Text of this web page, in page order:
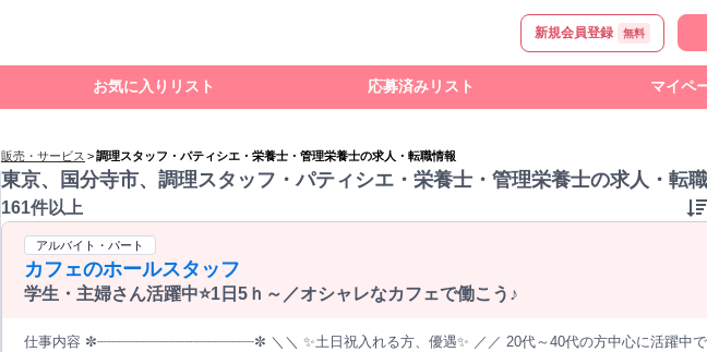
新規会員登録 無料
お気に入りリスト 応募済みリスト マイペ
販売・サービス >調理スタッフ・パティシエ・栄養士・管理栄養士の求人・転職情報
東京、国分寺市、調理スタッフ・パティシエ・栄養士・管理栄養士の求人・転
161件以上
アルバイト・パート
カフェのホールスタッフ
学生・主婦さん活躍中⭐1日5ｈ～／オシャレなカフェで働こう♪
仕事内容 ✼┈┈┈┈┈┈┈┈┈┈┈┈┈┈┈┈┈┈✼ ＼＼ ✨土日祝入れる方、優遇✨ ／／ 20代～40代の方中心に活躍中です！ 「好